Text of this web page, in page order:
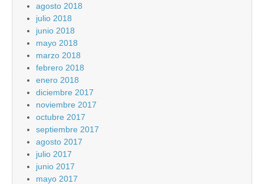
agosto 2018
julio 2018
junio 2018
mayo 2018
marzo 2018
febrero 2018
enero 2018
diciembre 2017
noviembre 2017
octubre 2017
septiembre 2017
agosto 2017
julio 2017
junio 2017
mayo 2017